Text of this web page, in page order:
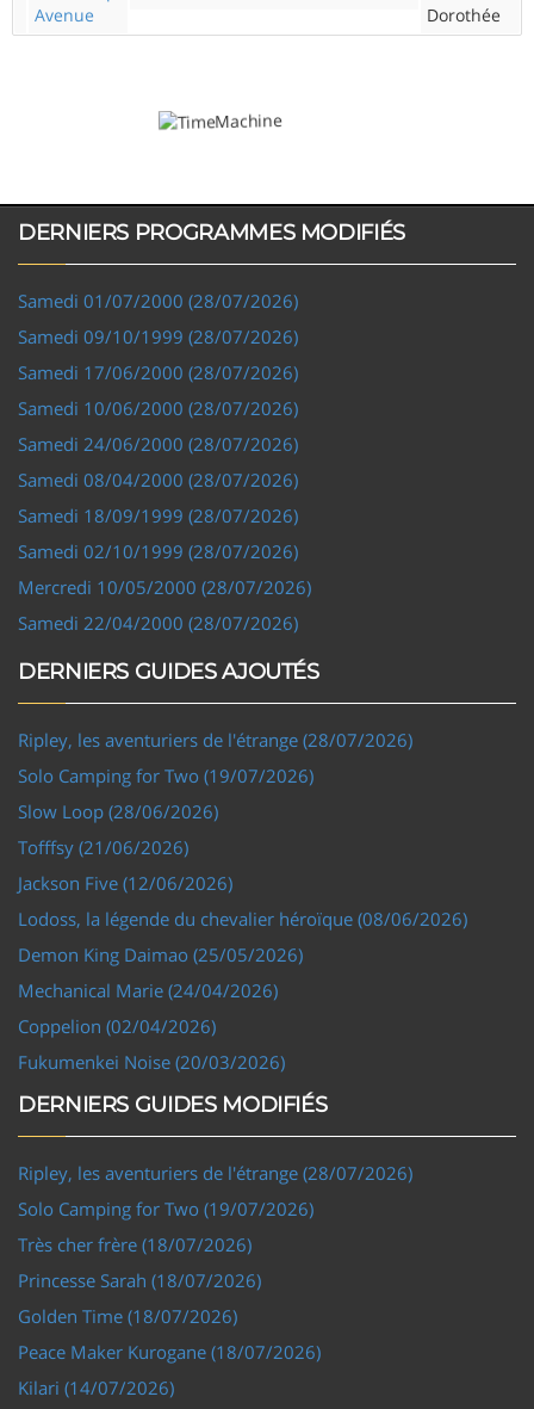
Avenue
Dorothée
DERNIERS PROGRAMMES MODIFIÉS
Samedi 01/07/2000 (28/07/2026)
Samedi 09/10/1999 (28/07/2026)
Samedi 17/06/2000 (28/07/2026)
Samedi 10/06/2000 (28/07/2026)
Samedi 24/06/2000 (28/07/2026)
Samedi 08/04/2000 (28/07/2026)
Samedi 18/09/1999 (28/07/2026)
Samedi 02/10/1999 (28/07/2026)
Mercredi 10/05/2000 (28/07/2026)
Samedi 22/04/2000 (28/07/2026)
DERNIERS GUIDES AJOUTÉS
Ripley, les aventuriers de l'étrange (28/07/2026)
Solo Camping for Two (19/07/2026)
Slow Loop (28/06/2026)
Tofffsy (21/06/2026)
Jackson Five (12/06/2026)
Lodoss, la légende du chevalier héroïque (08/06/2026)
Demon King Daimao (25/05/2026)
Mechanical Marie (24/04/2026)
Coppelion (02/04/2026)
Fukumenkei Noise (20/03/2026)
DERNIERS GUIDES MODIFIÉS
Ripley, les aventuriers de l'étrange (28/07/2026)
Solo Camping for Two (19/07/2026)
Très cher frère (18/07/2026)
Princesse Sarah (18/07/2026)
Golden Time (18/07/2026)
Peace Maker Kurogane (18/07/2026)
Kilari (14/07/2026)